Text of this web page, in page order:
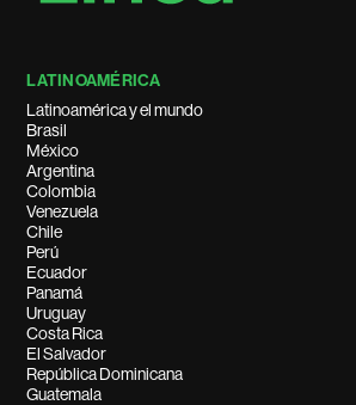
LATINOAMÉRICA
Latinoamérica y el mundo
Brasil
México
Argentina
Colombia
Venezuela
Chile
Perú
Ecuador
Panamá
Uruguay
Costa Rica
El Salvador
República Dominicana
Guatemala